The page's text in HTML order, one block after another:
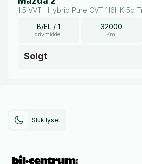
1,5 VVT-I Hybrid Pure CVT 116HK 5d
B/EL / 1
drivmiddel
32000
Km.
Solgt
Sluk lyset